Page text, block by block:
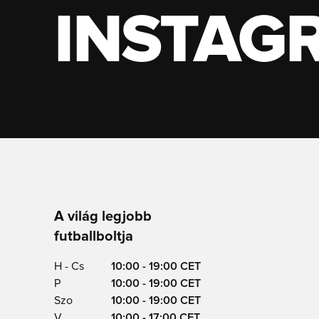
A világ legjobb
futballboltja
H - Cs
10:00 - 19:00 CET
P
10:00 - 19:00 CET
Szo
10:00 - 19:00 CET